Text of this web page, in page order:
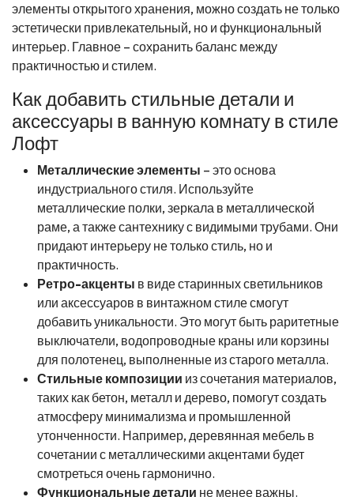
элементы открытого хранения, можно создать не только
эстетически привлекательный, но и функциональный
интерьер. Главное – сохранить баланс между
практичностью и стилем.
Как добавить стильные детали и
аксессуары в ванную комнату в стиле
Лофт
Металлические элементы – это основа
индустриального стиля. Используйте
металлические полки, зеркала в металлической
раме, а также сантехнику с видимыми трубами. Они
придают интерьеру не только стиль, но и
практичность.
Ретро-акценты в виде старинных светильников
или аксессуаров в винтажном стиле смогут
добавить уникальности. Это могут быть раритетные
выключатели, водопроводные краны или корзины
для полотенец, выполненные из старого металла.
Стильные композиции из сочетания материалов,
таких как бетон, металл и дерево, помогут создать
атмосферу минимализма и промышленной
утонченности. Например, деревянная мебель в
сочетании с металлическими акцентами будет
смотреться очень гармонично.
Функциональные детали не менее важны.